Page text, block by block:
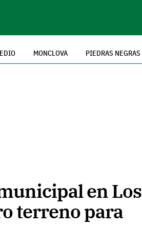
MONCLOVA PIEDRAS NEGRAS
en Los
terreno para